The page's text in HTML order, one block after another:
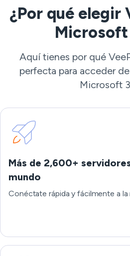
¿Por qué elegir
Microsoft
Aquí tienes por qué
perfecta para acceder
Microsoft
Más de 2,600+
mundo
Conéctate rápida y fácilmente a